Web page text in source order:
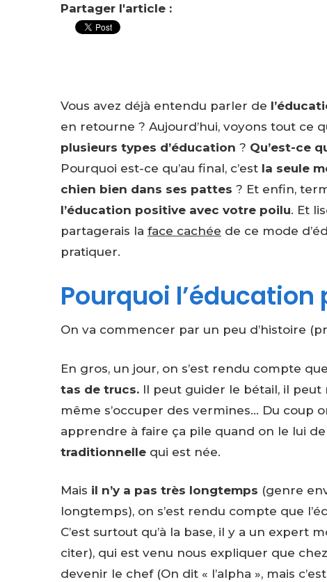
Partager l'article :
Vous avez déjà entendu parler de
en retourne ? Aujourd’hui, voyons tout ce
plusieurs types d’éducation ? Qu’est-ce
Pourquoi est-ce qu’au final, c’est la seule
chien bien dans ses pattes ? Et enfin,
l’éducation positive avec votre poilu. Et
partagerais la face cachée de ce mode
pratiquer.
Pourquoi
On va commencer par un peu d’histoire
En gros, un jour, on s’est rendu compte
tas de trucs. Il peut guider le bétail, il
même s’occuper des vermines… Du coup
apprendre à faire ça pile quand on le lui
traditionnelle qui est née.
Mais il n’y a pas très longtemps (genre
longtemps), on s’est rendu compte que
C’est surtout qu’à la base, il y a un expert
citer), qui est venu nous expliquer que
devenir le chef (On dit « l’alpha », mais